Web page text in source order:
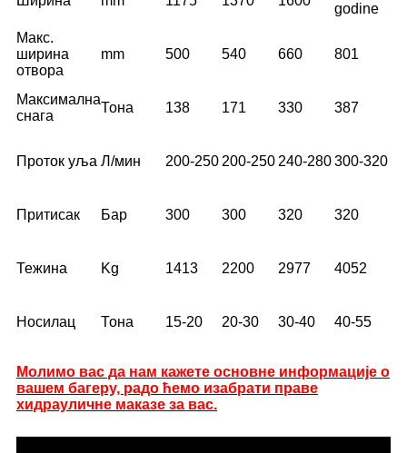
godine
Макс.
ширина
отвора
mm 500 540 660 801
Максимална
снага
Тона 138 171 330 387
Проток уља Л/мин 200-250200-250240-280300-320
Притисак Бар 300 300 320 320
Тежина Kg 1413 2200 2977 4052
Носилац Тона 15-20 20-30 30-40 40-55
Молимо вас да нам кажете основне информације о
вашем багеру, радо ћемо изабрати праве
хидрауличне маказе за вас.